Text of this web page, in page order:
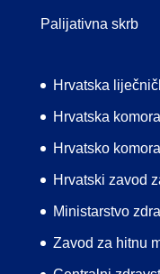
Palijativna skrb
Hrvatska
Hrvatska
Hrvatsko
Hrvatski zavod
Ministarstvo
Zavod za hitnu